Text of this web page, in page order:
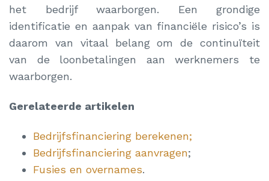
het bedrijf waarborgen. Een grondige
identificatie en aanpak van financiële risico’s is
daarom van vitaal belang om de continuïteit
van de loonbetalingen aan werknemers te
waarborgen.
Gerelateerde artikelen
Bedrijfsfinanciering berekenen;
Bedrijfsfinanciering aanvragen;
Fusies en overnames.